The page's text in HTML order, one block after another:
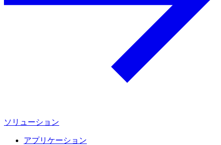
ソリューション
アプリケーション